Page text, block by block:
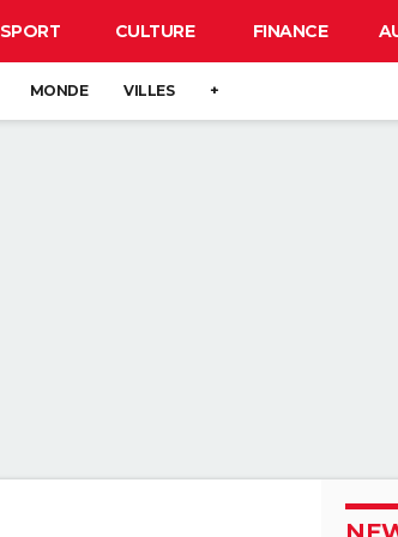
SPORT CULTURE FINANCE
MONDE VILLES +